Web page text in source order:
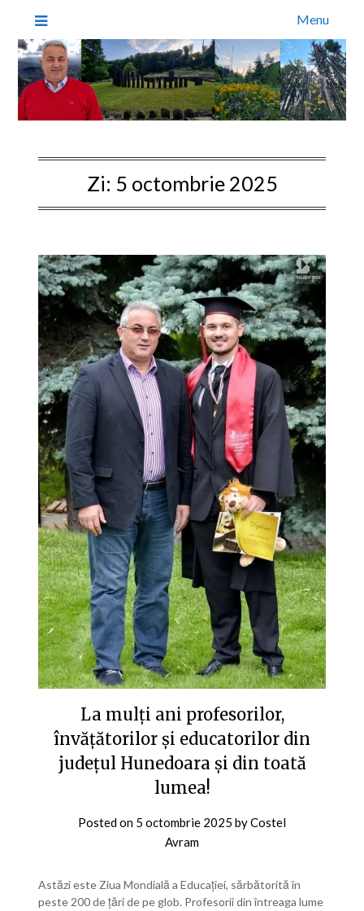
Menu
Zi: 5 octombrie 2025
La mulți ani profesorilor,
învățătorilor și educatorilor din
județul Hunedoara și din toată
lumea!
Posted on 5 octombrie 2025 byCostel
Avram
Astăzi este Ziua Mondială a Educației, sărbătorită în
peste 200 de țări de pe glob. Profesorii din întreaga lume